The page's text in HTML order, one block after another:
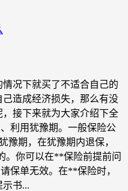
况下就买了不适合自己的
造成经济损失，那么有没
接下来就为大家介绍下全
利用犹豫期。一般保险公
豫期，在犹豫期内退保，
。你可以在**保险前提前问
保单无效。在**保险时，
书...